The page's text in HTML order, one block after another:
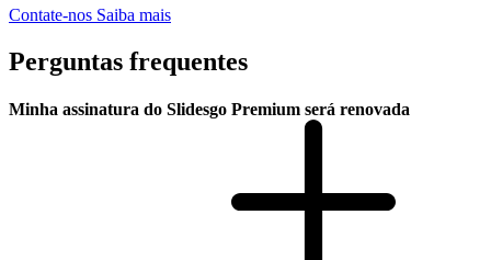
Contate-nos Saiba mais
Perguntas frequentes
Minha assinatura do Slidesgo Premium será renovada